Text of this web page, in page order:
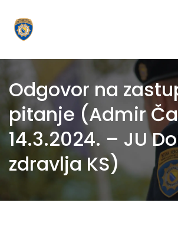
Odgovor na
pitanje (Admir
14.3.2024. – JU
zdravlja KS)